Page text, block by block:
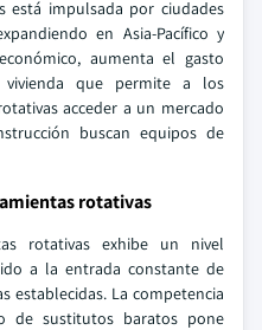
está impulsada por ciudades
en Asia-Pacífico y
aumenta el gasto
que permite a los
acceder a un mercado
buscan equipos de
rotativas
rotativas exhibe un nivel
a la entrada constante de
establecidas. La competencia
de sustitutos baratos pone